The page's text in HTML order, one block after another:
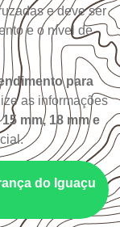
e deve ser
e o nível de
para
as informações
mm, 18 mm e
do Iguaçu